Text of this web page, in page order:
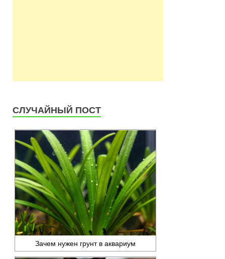
СЛУЧАЙНЫЙ ПОСТ
Зачем нужен грунт в аквариум